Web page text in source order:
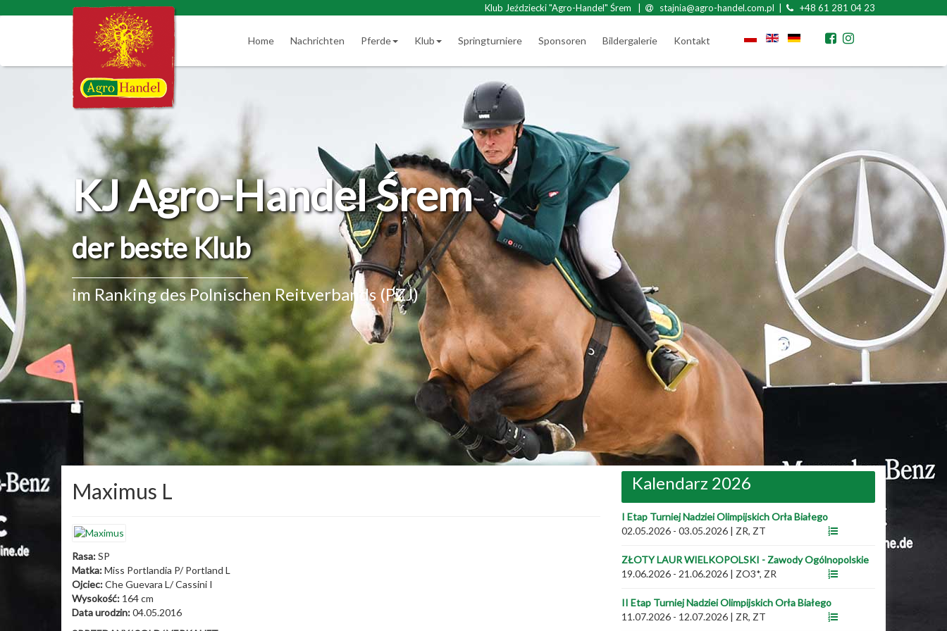
Klub Jeździecki "Agro-Handel" Śrem stajnia@agro-handel.com.pl | +48 61 281 04 23
Home Nachrichten Pferde Klub Springturniere Sponsoren Bildergalerie Kontakt
KJ Agro-Handel Śrem
der beste Klub
im Ranking des Polnischen Reitverbands (PZJ)
Maximus L
Rasa:SP
Matka:Miss Portlandia P/ Portland L
Ojciec:Che Guevara L/ Cassini I
Wysokość: 164 cm
Data urodzin:04.05.2016
Kalendarz 2026
I Etap Turniej Nadziei Olimpijskich Orła Białego
02.05.2026 - 03.05.2026 | ZR, ZT
ZŁOTY LAUR WIELKOPOLSKI - Zawody Ogólnopolskie
19.06.2026 - 21.06.2026 | ZO3*, ZR
II Etap Turniej Nadziei Olimpijskich Orła Białego
11.07.2026 - 12.07.2026 | ZR, ZT